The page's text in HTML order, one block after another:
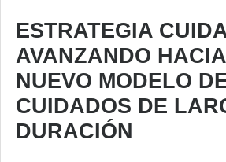
ESTRATEGIA
AVANZANDO
NUEVO MODELO
CUIDADOS DE
DURACIÓN